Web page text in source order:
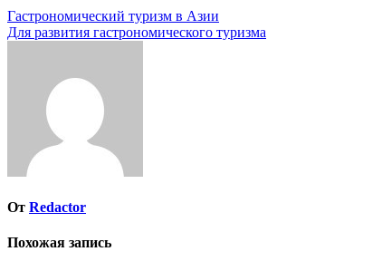
Навигация
по
Гастрономический туризм в Азии
Для развития гастрономического туризма
От Redactor
Похожая запись